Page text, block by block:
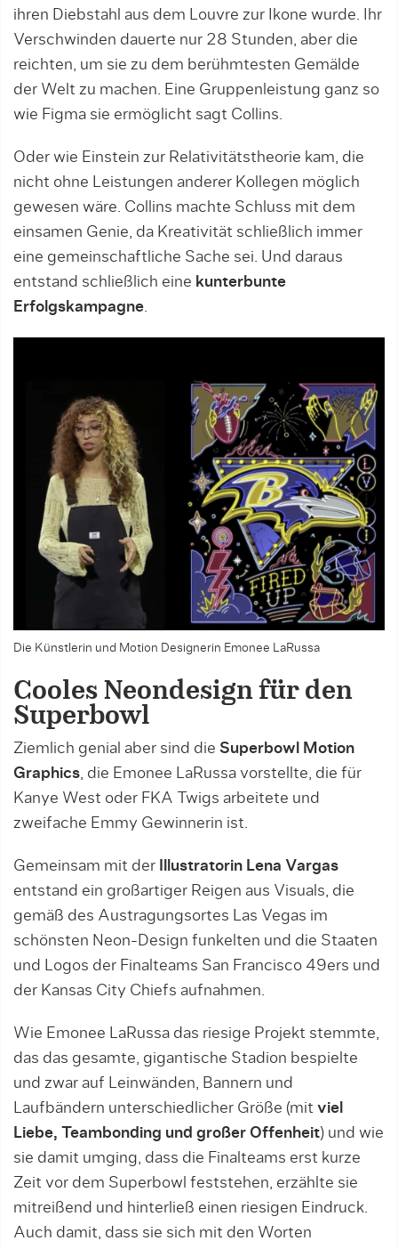
ihren Diebstahl aus dem Louvre zur Ikone wurde. Ihr
Verschwinden dauerte nur 28 Stunden, aber die
reichten, um sie zu dem berühmtesten Gemälde
der Welt zu machen. Eine Gruppenleistung ganz so
wie Figma sie ermöglicht sagt Collins.
Oder wie Einstein zur Relativitätstheorie kam, die
nicht ohne Leistungen anderer Kollegen möglich
gewesen wäre. Collins machte Schluss mit dem
einsamen Genie, da Kreativität schließlich immer
eine gemeinschaftliche Sache sei. Und daraus
entstand schließlich eine kunterbunte
Erfolgskampagne.
Die Künstlerin und Motion Designerin Emonee LaRussa
Cooles Neondesign für den
Superbowl
Ziemlich genial aber sind die Superbowl Motion
Graphics, die Emonee LaRussa vorstellte, die für
Kanye West oder FKA Twigs arbeitete und
zweifache Emmy Gewinnerin ist.
Gemeinsam mit der
Illustratorin Lena Vargas
entstand ein großartiger Reigen aus Visuals, die
gemäß des Austragungsortes Las Vegas im
schönsten Neon-Design funkelten und die Staaten
und Logos der Finalteams San Francisco 49ers und
der Kansas City Chiefs aufnahmen.
Wie Emonee LaRussa das riesige Projekt stemmte,
das das gesamte, gigantische Stadion bespielte
und zwar auf Leinwänden, Bannern und
Laufbändern unterschiedlicher Größe (mit viel
Liebe, Teambonding und großer Offenheit) und wie
sie damit umging, dass die Finalteams erst kurze
Zeit vor dem Superbowl feststehen, erzählte sie
mitreißend und hinterließ einen riesigen Eindruck.
Auch damit, dass sie sich mit den Worten